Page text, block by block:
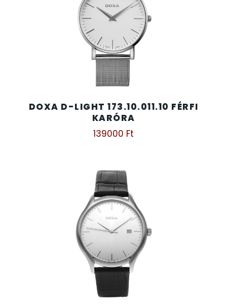
DOXA D-LIGHT 173.10.011.10 FÉRFI
KARÓRA
139000 Ft